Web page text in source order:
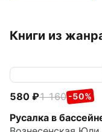
Книги из
580 1 160 -50%
Русалка в